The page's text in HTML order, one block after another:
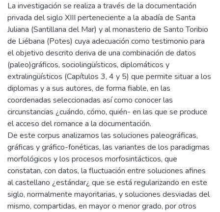
La investigación se realiza a través de la documentación
privada del siglo XIII perteneciente a la abadía de Santa
Juliana (Santillana del Mar) y al monasterio de Santo Toribio
de Liébana (Potes) cuya adecuación como testimonio para
el objetivo descrito deriva de una combinación de datos
(paleo)gráficos, sociolingüísticos, diplomáticos y
extralingüísticos (Capítulos 3, 4 y 5) que permite situar a los
diplomas y a sus autores, de forma fiable, en las
coordenadas seleccionadas así como conocer las
circunstancias ¿cuándo, cómo, quién- en las que se produce
el acceso del romance a la documentación.
De este corpus analizamos las soluciones paleográficas,
gráficas y gráfico-fonéticas, las variantes de los paradigmas
morfológicos y los procesos morfosintácticos, que
constatan, con datos, la fluctuación entre soluciones afines
al castellano ¿estándar¿ que se está regularizando en este
siglo, normalmente mayoritarias, y soluciones desviadas del
mismo, compartidas, en mayor o menor grado, por otros